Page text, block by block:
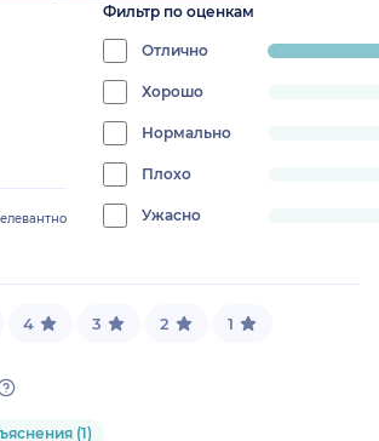
Фильтр по оценкам
Отлично
progress:
Хорошо
Нормально
Плохо
Ужасно
4 3 2 1
(1)